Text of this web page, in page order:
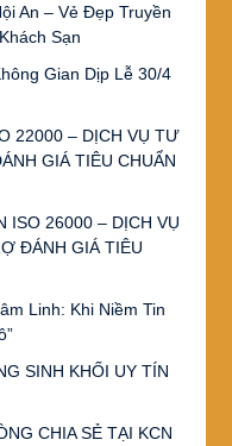
An – Vẻ Đẹp Truyền
Sạn
Gian Dịp Lễ 30/4
22000 – DỊCH VỤ TƯ
GIÁ TIÊU CHUẨN
ISO 26000 – DỊCH VỤ
ĐÁNH GIÁ TIÊU
Linh: Khi Niềm Tin
SINH KHỐI UY TÍN
CHIA SẺ TẠI KCN